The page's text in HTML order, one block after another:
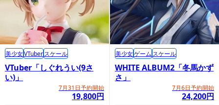
https://www.kotobukiya.co.jp/product/detail/p4934054073
VTuber「しぐれうい(9さ
い)」
7月31日予約開始
19,800円
美少女VTuberスケール
WHITE ALBUM2「冬馬かず
さ」
7月6日予約開始
24,200円
美少女ゲーム スケール